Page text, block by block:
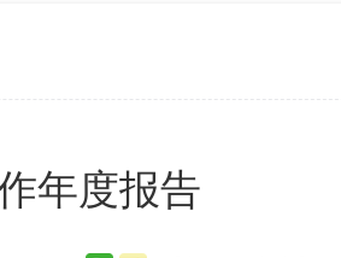
年度报告